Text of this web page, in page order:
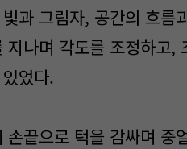
과 그림자, 공간의 흐름
나며 각도를 조정하고,
었다.
끝으로 턱을 감싸며 중